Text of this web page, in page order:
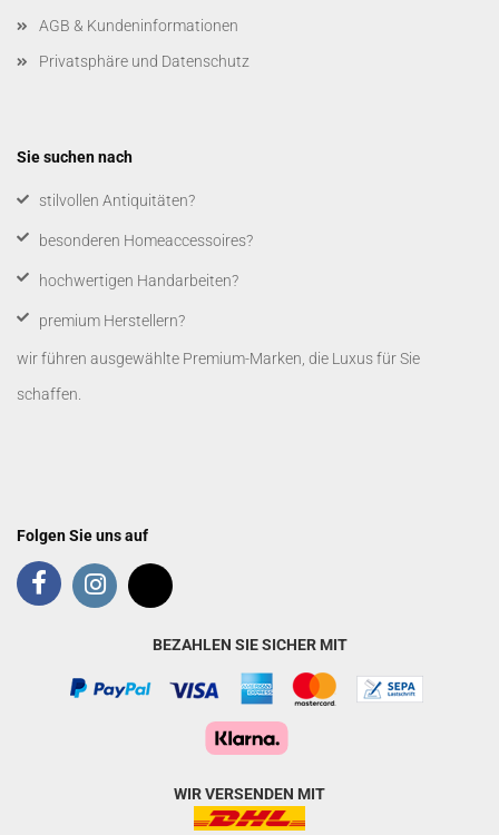
AGB & Kundeninformationen
Privatsphäre und Datenschutz
Sie suchen nach
​stilvollen Antiquitäten?
besonderen Homeaccessoires?
hochwertigen Handarbeiten?
premium Herstellern?
wir führen ausgewählte Premium-Marken, die Luxus für Sie
schaffen.
Folgen Sie uns auf
BEZAHLEN SIE SICHER MIT
WIR VERSENDEN MIT